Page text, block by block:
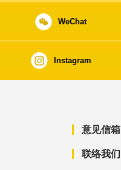
WeChat
Instagram
意见信箱
联络我们